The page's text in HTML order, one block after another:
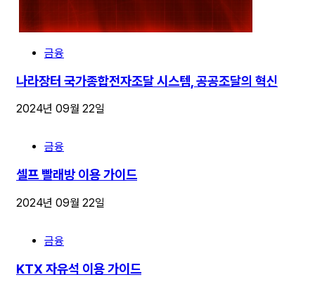
금융
나라장터 국가종합전자조달 시스템, 공공조달의 혁신
2024년 09월 22일
금융
셀프 빨래방 이용 가이드
2024년 09월 22일
금융
KTX 자유석 이용 가이드